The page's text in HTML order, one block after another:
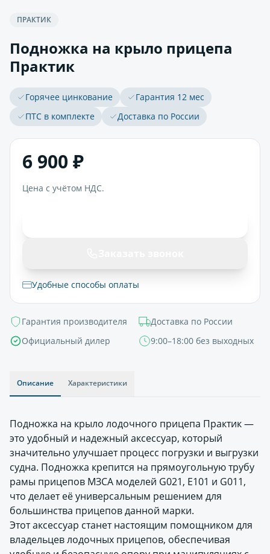
ПРАКТИК
Подножка на крыло прицепа
Практик
Горячее цинкование
Гарантия 12 мес
ПТС в комплекте
Доставка по России
6 900 ₽
Цена с учётом НДС.
Удобные способы оплаты
Гарантия производителя
Доставка по России
Официальный дилер
9:00–18:00 без выходных
Описание Характеристики
Подножка на крыло лодочного прицепа Практик —
это удобный и надежный аксессуар, который
значительно улучшает процесс погрузки и выгрузки
судна. Подножка крепится на прямоугольную трубу
рамы прицепов МЗСА моделей G021, E101 и G011,
что делает её универсальным решением для
большинства прицепов данной марки.
Этот аксессуар станет настоящим помощником для
владельцев лодочных прицепов, обеспечивая